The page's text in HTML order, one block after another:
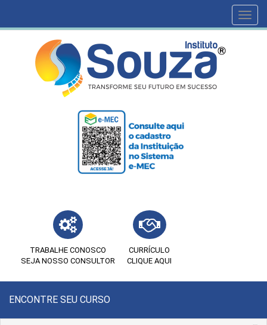
TRABALHE CONOSCO
SEJA NOSSO CONSULTOR
CURRÍCULO
CLIQUE AQUI
ENCONTRE SEU CURSO